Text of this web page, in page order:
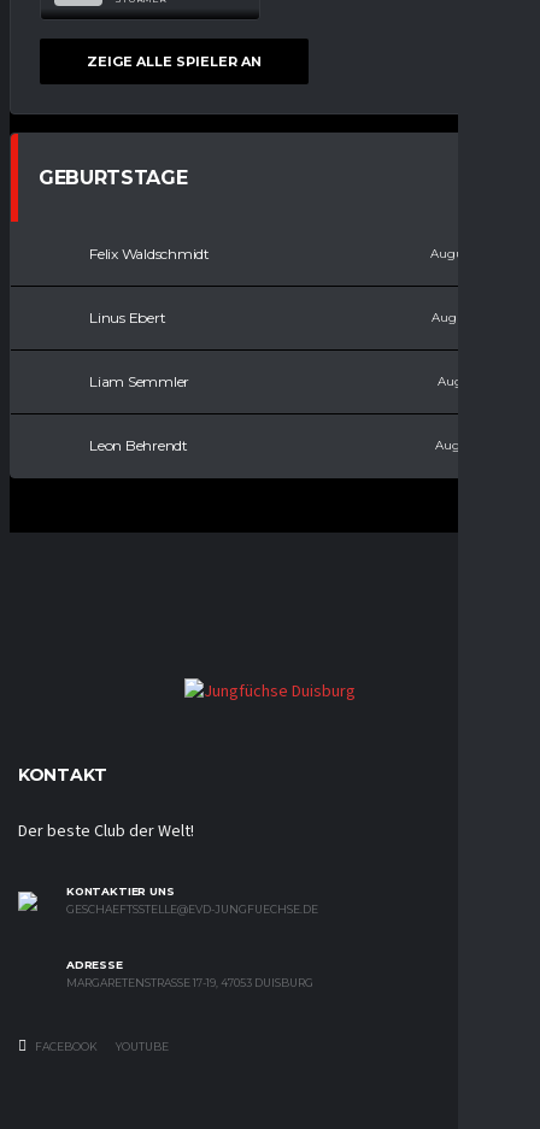
ZEIGE ALLE SPIELER AN
GEBURTSTAGE
Felix Waldschmidt August 11, 2008
Linus Ebert August 15, 2010
Liam Semmler August 9, 2011
Leon Behrendt August 9, 2017
KONTAKT
Der beste Club der Welt!
KONTAKTIER UNS
GESCHAEFTSSTELLE@EVD-JUNGFUECHSE.DE
ADRESSE
MARGARETENSTRASSE 17-19, 47053 DUISBURG
FACEBOOK YOUTUBE